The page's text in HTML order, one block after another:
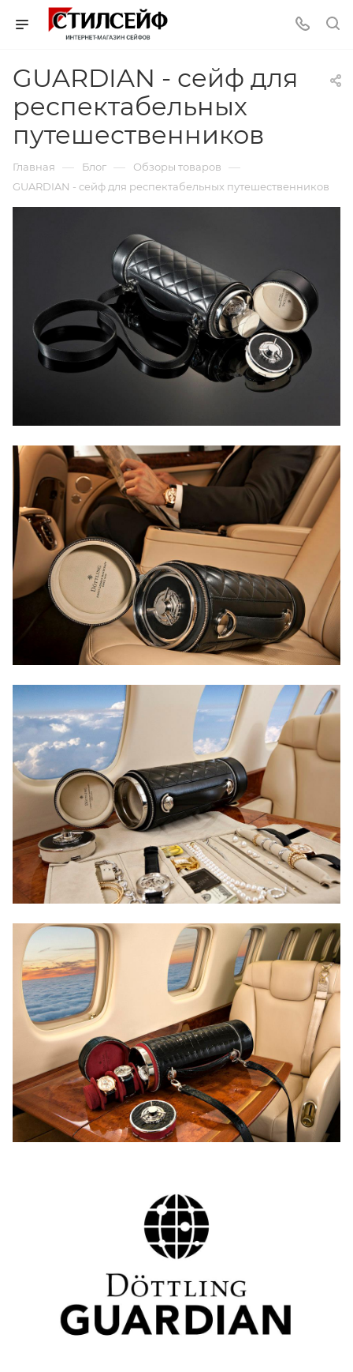
GUARDIAN - сейф для
респектабельных
путешественников
Главная — Блог — Обзоры товаров —
GUARDIAN - сейф для респектабельных путешественников